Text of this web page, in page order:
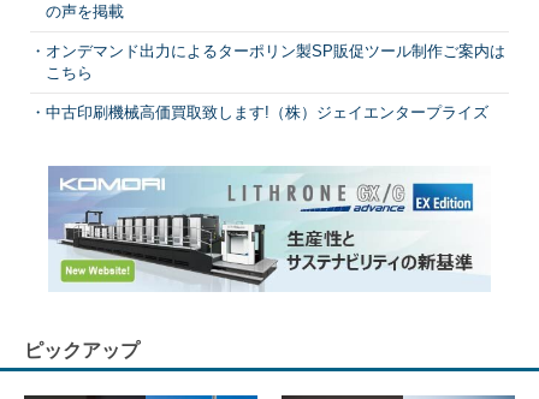
の声を掲載
オンデマンド出力によるターポリン製SP販促ツール制作ご案内は
こちら
中古印刷機械高価買取致します!（株）ジェイエンタープライズ
ピックアップ